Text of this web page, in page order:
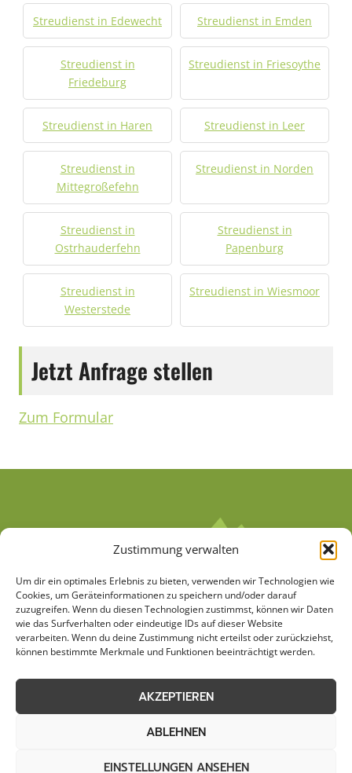
Zustimmung verwalten
Um dir ein optimales Erlebnis zu bieten, verwenden wir Technologien wie
Cookies, um Geräteinformationen zu speichern und/oder darauf
zuzugreifen. Wenn du diesen Technologien zustimmst, können wir Daten
wie das Surfverhalten oder eindeutige IDs auf dieser Website
verarbeiten. Wenn du deine Zustimmung nicht erteilst oder zurückziehst,
können bestimmte Merkmale und Funktionen beeinträchtigt werden.
AKZEPTIEREN
ABLEHNEN
EINSTELLUNGEN ANSEHEN
Streudienst in Edewecht Streudienst in Emden
Streudienst in
Friedeburg
Streudienst in Friesoythe
Streudienst in Haren Streudienst in Leer
Streudienst in
Mittegroßefehn
Streudienst in Norden
Streudienst in
Ostrhauderfehn
Streudienst in
Papenburg
Streudienst in
Westerstede
Streudienst in Wiesmoor
Jetzt Anfrage stellen
Zum Formular
AGB
Datenschutzerklärung
Cookie-Richtlinie (EU)
Kontakt
Impressum
Sitemap